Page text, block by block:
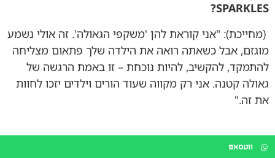
SPARKLES
?
(מחייכת): "אני קוראת להן 'משקפי הגאולה'. זה אולי נשמע
מוגזם, אבל כשאתה רואה את הילדה שלך פתאום מצליחה
להתמקד, להקשיב, להיות נוכחת – זו באמת הרגשה של
גאולה קטנה. אני רק מקווה שעוד הורים וילדים יזכו לחוות
את זה."
ווטסאפ